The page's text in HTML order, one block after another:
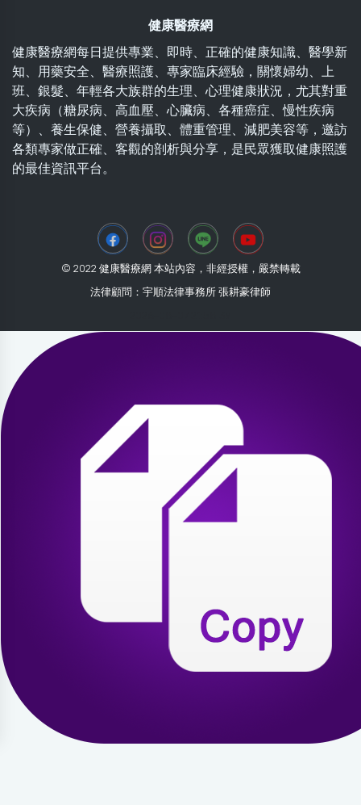
健康醫療網
健康醫療網每日提供專業、即時、正確的健康知識、醫學新
知、用藥安全、醫療照護、專家臨床經驗，關懷婦幼、上
班、銀髮、年輕各大族群的生理、心理健康狀況，尤其對重
大疾病（糖尿病、高血壓、心臟病、各種癌症、慢性疾病
等）、養生保健、營養攝取、體重管理、減肥美容等，邀訪
各類專家做正確、客觀的剖析與分享，是民眾獲取健康照護
的最佳資訊平台。
© 2022 健康醫療網 本站內容，非經授權，嚴禁轉載
法律顧問：宇順法律事務所 張耕豪律師